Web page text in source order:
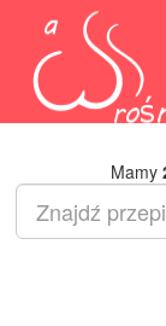
Mamy